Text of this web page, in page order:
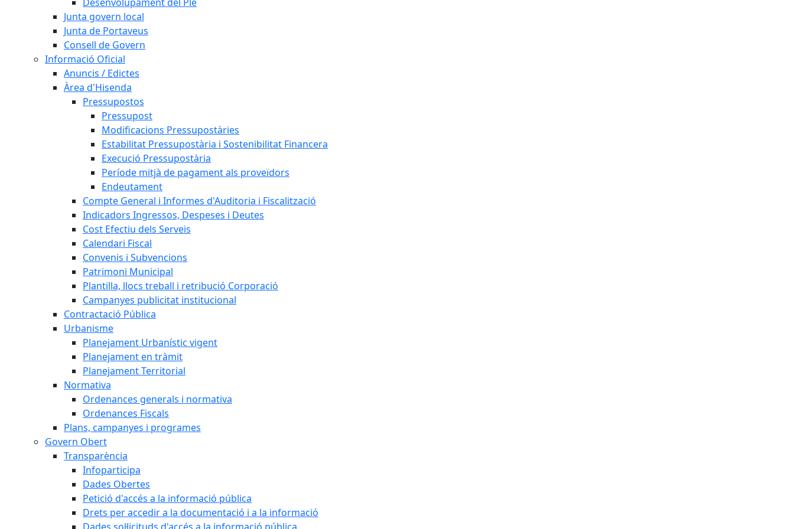
Junta govern local
Junta de Portaveus
Consell de Govern
Informació Oficial
Anuncis / Edictes
Àrea d'Hisenda
Pressupostos
Pressupost
Modificacions Pressupostàries
Estabilitat Pressupostària i Sostenibilitat Financera
Execució Pressupostària
Període mitjà de pagament als proveïdors
Endeutament
Compte General i Informes d'Auditoria i Fiscalització
Indicadors Ingressos, Despeses i Deutes
Cost Efectiu dels Serveis
Calendari Fiscal
Convenis i Subvencions
Patrimoni Municipal
Plantilla, llocs treball i retribució Corporació
Campanyes publicitat institucional
Contractació Pública
Urbanisme
Planejament Urbanístic vigent
Planejament en tràmit
Planejament Territorial
Normativa
Ordenances generals i normativa
Ordenances Fiscals
Plans, campanyes i programes
Govern Obert
Transparència
Infoparticipa
Dades Obertes
Petició d'accés a la informació pública
Drets per accedir a la documentació i a la informació